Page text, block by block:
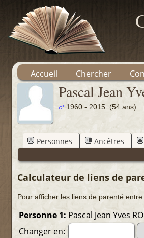
Accueil Chercher
Pascal Jean
1960 - 2015 (54 ans)
Personnes Ancêtres
Calculateur de liens de
Pour afficher les liens de parenté
Personne 1: Pascal Jean Yves
Changer en: